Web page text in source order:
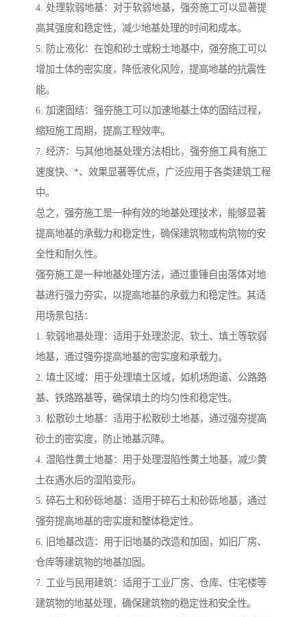
4. 处理软弱地基：对于软弱地基，强夯施工可以显著提
高其强度和稳定性，减少地基处理的时间和成本。
5. 防止液化：在饱和砂土或粉土地基中，强夯施工可以
增加土体的密实度，降低液化风险，提高地基的抗震性
能。
6. 加速固结：强夯施工可以加速地基土体的固结过程，
缩短施工周期，提高工程效率。
7. 经济：与其他地基处理方法相比，强夯施工具有施工
速度快、*、效果显著等优点，广泛应用于各类建筑工程
中。
总之，强夯施工是一种有效的地基处理技术，能够显著
提高地基的承载力和稳定性，确保建筑物或构筑物的安
全性和耐久性。
强夯施工是一种地基处理方法，通过重锤自由落体对地
基进行强力夯实，以提高地基的承载力和稳定性。其适
用场景包括：
1. 软弱地基处理：适用于处理淤泥、软土、填土等软弱
地基，通过强夯提高地基的密实度和承载力。
2. 填土区域：用于处理填土区域，如机场跑道、公路路
基、铁路路基等，确保填土的均匀性和稳定性。
3. 松散砂土地基：适用于松散砂土地基，通过强夯提高
砂土的密实度，防止地基沉降。
4. 湿陷性黄土地基：用于处理湿陷性黄土地基，减少黄
土在遇水后的湿陷变形。
5. 碎石土和砂砾地基：适用于碎石土和砂砾地基，通过
强夯提高地基的密实度和整体稳定性。
6. 旧地基改造：用于旧地基的改造和加固，如旧厂房、
仓库等建筑物的地基加固。
7. 工业与民用建筑：适用于工业厂房、仓库、住宅楼等
建筑物的地基处理，确保建筑物的稳定性和安全性。